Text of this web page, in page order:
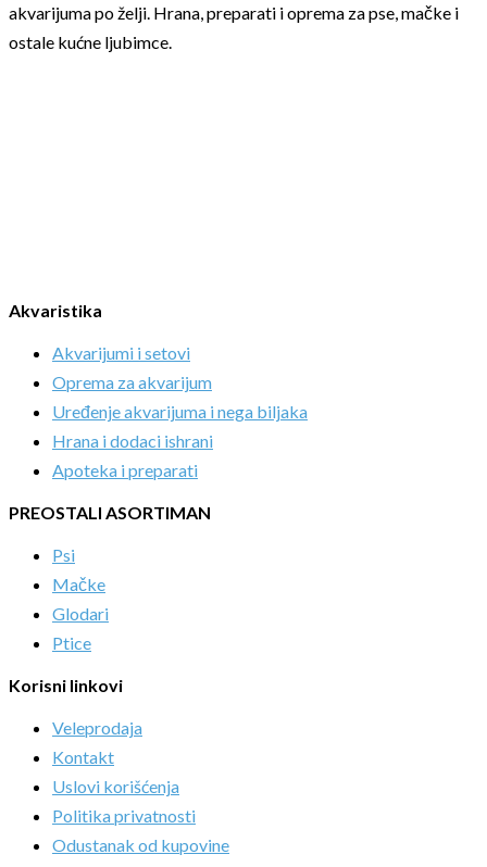
akvarijuma po želji. Hrana, preparati i oprema za pse, mačke i
ostale kućne ljubimce.
Akvaristika
Akvarijumi i setovi
Oprema za akvarijum
Uređenje akvarijuma i nega biljaka
Hrana i dodaci ishrani
Apoteka i preparati
PREOSTALI ASORTIMAN
Psi
Mačke
Glodari
Ptice
Korisni linkovi
Veleprodaja
Kontakt
Uslovi korišćenja
Politika privatnosti
Odustanak od kupovine